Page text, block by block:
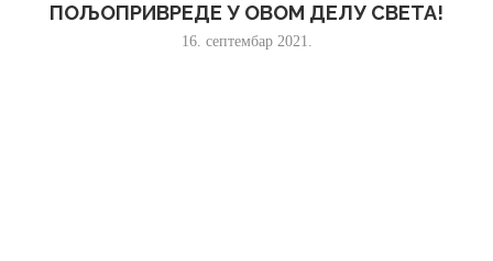
ПОЉОПРИВРЕДЕ У ОВОМ ДЕЛУ СВЕТА!
16. септембар 2021.